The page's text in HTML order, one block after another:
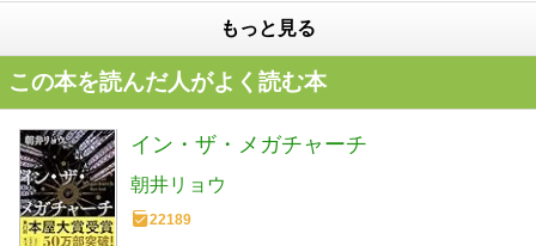
もっと見る
この本を読んだ人がよく読む本
イン・ザ・メガチャーチ
朝井リョウ
22189